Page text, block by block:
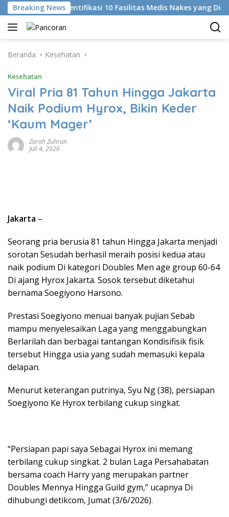
Langsung
ke
konten
Breaking News
KKI Identifikasi 10 Fasilitas Medis Nakes yang Diduga
Beranda Kesehatan
Kesehatan
Viral Pria 81 Tahun Hingga Jakarta
Naik Podium Hyrox, Bikin Keder
‘Kaum Mager’
Zarah Zuhran
Juli 4, 2026
Jakarta –
Seorang pria berusia 81 tahun Hingga Jakarta menjadi
sorotan Sesudah berhasil meraih posisi kedua atau
naik podium Di kategori Doubles Men age group 60-64
Di ajang Hyrox Jakarta. Sosok tersebut diketahui
bernama Soegiyono Harsono.
Prestasi Soegiyono menuai banyak pujian Sebab
mampu menyelesaikan Laga yang menggabungkan
Berlarilah dan berbagai tantangan Kondisifisik fisik
tersebut Hingga usia yang sudah memasuki kepala
delapan.
Menurut keterangan putrinya, Syu Ng (38), persiapan
Soegiyono Ke Hyrox terbilang cukup singkat.
“Persiapan papi saya Sebagai Hyrox ini memang
terbilang cukup singkat. 2 bulan Laga Persahabatan
bersama coach Harry yang merupakan partner
Doubles Mennya Hingga Guild gym,” ucapnya Di
dihubungi detikcom, Jumat (3/6/2026).